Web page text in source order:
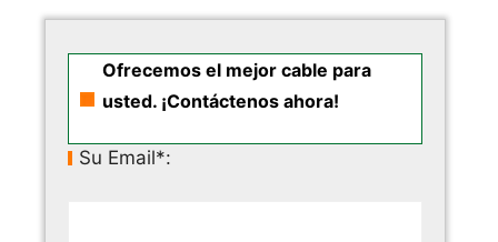
Ofrecemos el mejor cable para
usted. ¡Contáctenos ahora!
Su Email*: